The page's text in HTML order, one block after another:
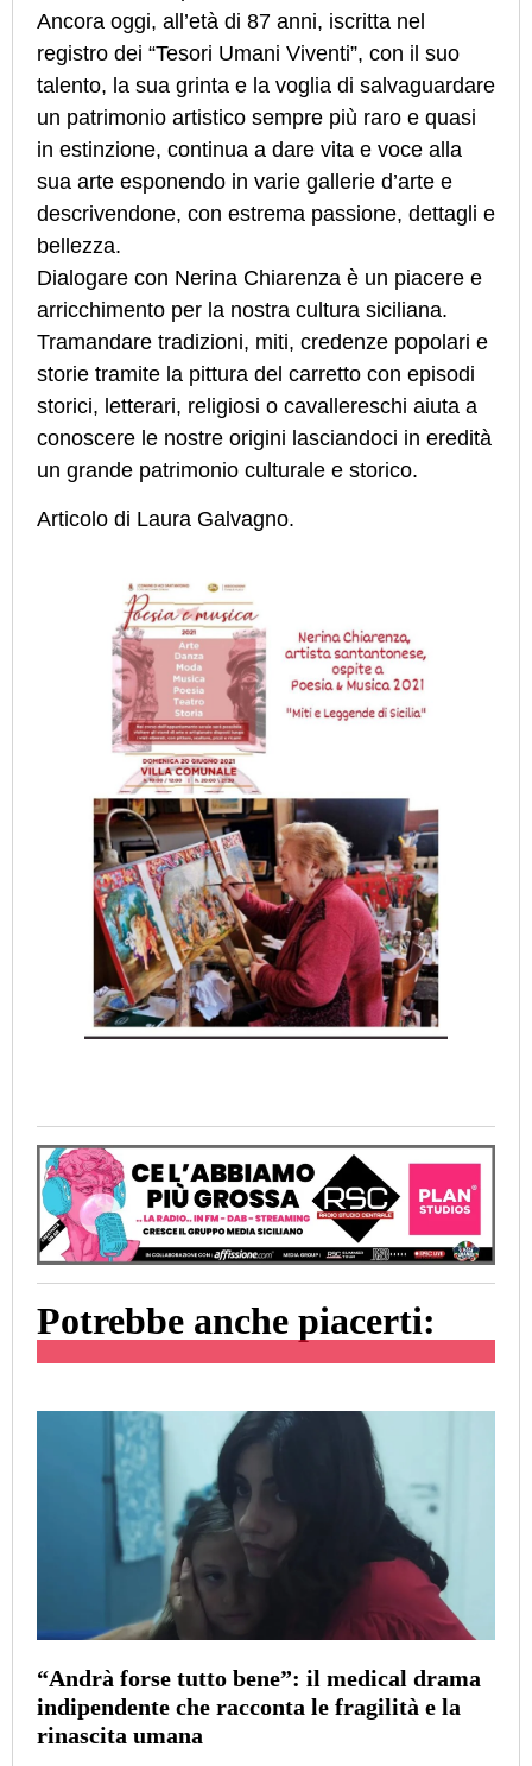
Ancora oggi, all’età di 87 anni, iscritta nel
registro dei “Tesori Umani Viventi”, con il suo
talento, la sua grinta e la voglia di salvaguardare
un patrimonio artistico sempre più raro e quasi
in estinzione, continua a dare vita e voce alla
sua arte esponendo in varie gallerie d’arte e
descrivendone, con estrema passione, dettagli e
bellezza.
Dialogare con Nerina Chiarenza è un piacere e
arricchimento per la nostra cultura siciliana.
Tramandare tradizioni, miti, credenze popolari e
storie tramite la pittura del carretto con episodi
storici, letterari, religiosi o cavallereschi aiuta a
conoscere le nostre origini lasciandoci in eredità
un grande patrimonio culturale e storico.
Articolo di Laura Galvagno.
Potrebbe anche piacerti:
“Andrà forse tutto bene”: il medical drama
indipendente che racconta le fragilità e la
rinascita umana